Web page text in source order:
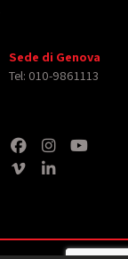
Sede di Genova
Tel: 010-9861113